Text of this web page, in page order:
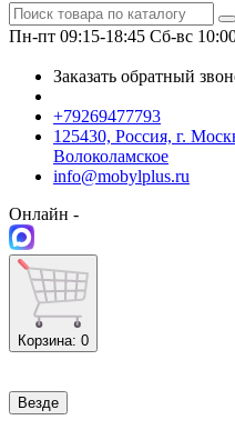
Пн-пт 09:15-18:45 Сб-вс
Заказать обратный
+79269477793
125430, Россия, г.
Волоколамское
info@mobylplus.ru
Онлайн -
Корзина: 0
Везде